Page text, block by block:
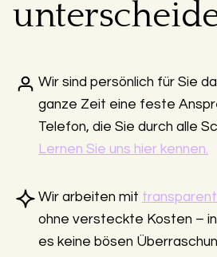
Wir sind persönlich für Sie
ganze Zeit eine feste
Telefon, die Sie durch alle
Lernen Sie uns hier kennen.
Wir arbeiten mit
ohne versteckte Kosten –
es keine bösen